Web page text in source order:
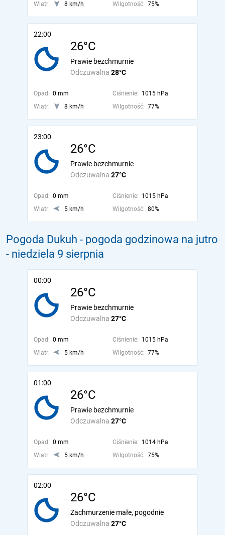
Wiatr:
8 km/h Wilgotność: 75%
22:00
26°C
Odczuwalna 28°C
Prawie bezchmurnie
Opad: 0 mm Ciśnienie: 1015 hPa
Wiatr:
8 km/h Wilgotność: 77%
23:00
26°C
Odczuwalna 27°C
Prawie bezchmurnie
Opad: 0 mm Ciśnienie: 1015 hPa
Wiatr:
5 km/h Wilgotność: 80%
Pogoda Dukuh - pogoda godzinowa na jutro
- niedziela 9 sierpnia
00:00
26°C
Odczuwalna 27°C
Prawie bezchmurnie
Opad: 0 mm Ciśnienie: 1015 hPa
Wiatr:
5 km/h Wilgotność: 77%
01:00
26°C
Odczuwalna 27°C
Prawie bezchmurnie
Opad: 0 mm Ciśnienie: 1014 hPa
Wiatr:
5 km/h Wilgotność: 75%
02:00
26°C
Odczuwalna 27°C
Zachmurzenie małe, pogodnie